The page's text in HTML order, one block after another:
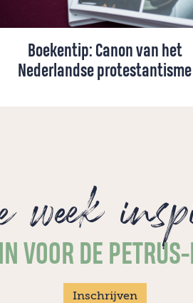
Boekentip: Canon van het
Nederlandse protestantisme
week
VOOR DE
Inschrijven